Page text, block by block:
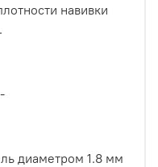
навивки
диаметром 1.8 мм